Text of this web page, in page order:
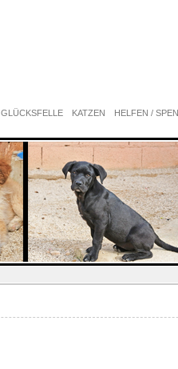
GLÜCKSFELLE KATZEN
HELFEN /